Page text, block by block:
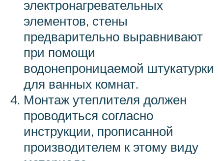
электронагревательных
элементов, стены
предварительно выравнивают
при помощи
водонепроницаемой штукатурки
для ванных комнат.
Монтаж утеплителя должен
проводиться согласно
инструкции, прописанной
производителем к этому виду